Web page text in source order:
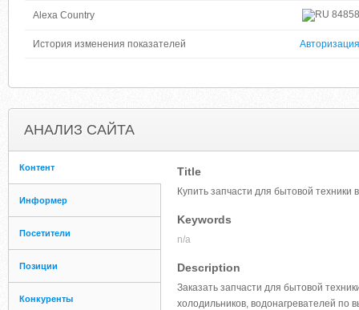
Alexa Country 84858
История изменения показателей Авторизация
АНАЛИЗ САЙТА
Контент
Информер
Посетители
Позиции
Конкуренты
Title
Купить запчасти для бытовой техники
Keywords
n/a
Description
Заказать запчасти для бытовой
холодильников, водонагревателей по